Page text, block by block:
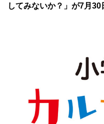
してみないか？」が7月